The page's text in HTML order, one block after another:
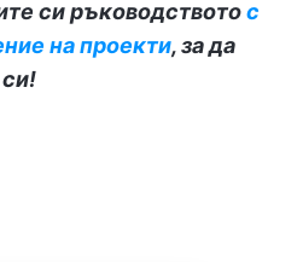
си ръководствотос
на проекти, за да